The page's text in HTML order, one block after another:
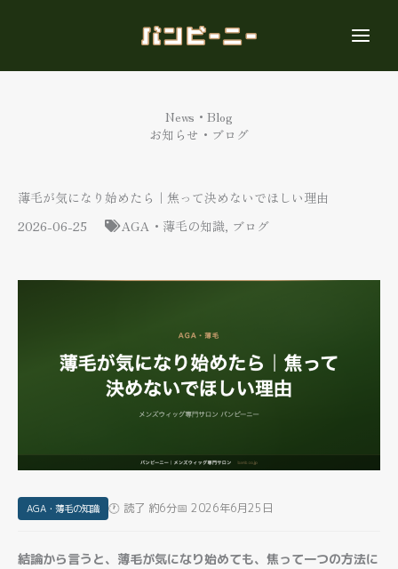
ス
News・Blog
お知らせ・ブログ
薄毛が気になり始めたら｜焦って決めないでほしい理由
2026-06-25
AGA・薄毛の知識, ブログ
AGA・薄毛の知識 🕐 読了 約6分📅 2026年6月25日
結論から言うと、薄毛が気になり始めても、焦って一つの方法に